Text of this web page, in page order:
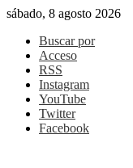
sábado, 8 agosto 2026
Buscar por
Acceso
RSS
Instagram
YouTube
Twitter
Facebook